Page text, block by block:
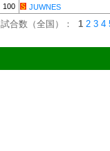
100 JUWNES
試合数（全国）： 1 2 3 4